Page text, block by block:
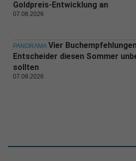
Goldpreis-Entwicklung an
07.08.2026
PANORAMA Vier
Entscheider diesen Sommer
sollten
07.08.2026